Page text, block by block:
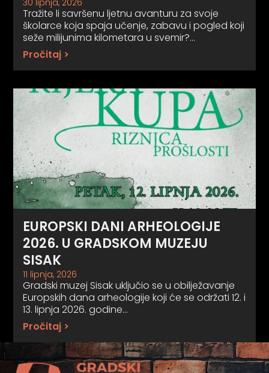
Tražite li savršenu ljetnu avanturu za svoje
školarce koja spaja učenje, zabavu i pogled koji
seže milijunima kilometara u svemir?…
Pročitaj >
EUROPSKI DANI ARHEOLOGIJE
2026. U GRADSKOM MUZEJU
SISAK
11 lipnja, 2026
Gradski muzej Sisak uključio se u obilježavanje
Europskih dana arheologije koji će se održati 12. i
13. lipnja 2026. godine…
Pročitaj >